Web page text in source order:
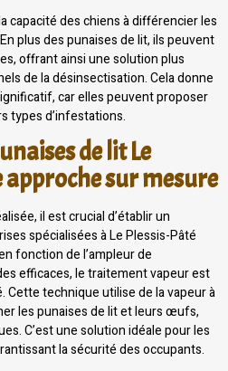
capacité des chiens à différencier les
plus des punaises de lit, ils peuvent
offrant ainsi une solution plus
de la désinsectisation. Cela donne
car elles peuvent proposer
types d’infestations.
de lit Le
approche sur mesure
il est crucial d’établir un
spécialisées à Le Plessis-Pâté
fonction de l’ampleur de
efficaces, le traitement vapeur est
technique utilise de la vapeur à
les punaises de lit et leurs œufs,
C’est une solution idéale pour les
la sécurité des occupants.